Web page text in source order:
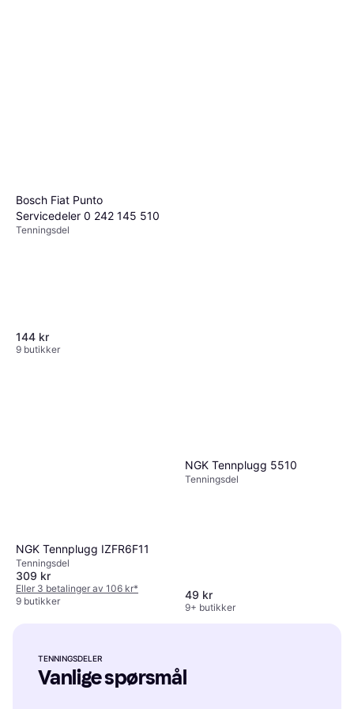
Bosch Fiat Punto
Servicedeler 0 242 145 510
Tenningsdel
144 kr
9 butikker
Tenningsdel
69 kr
NGK Tennplugg IZFR6F11
Tenningsdel
309 kr
Eller 3 betalinger av 106 kr*
9 butikker
NGK Tennplugg 5510
Tenningsdel
49 kr
9+ butikker
TENNINGSDELER
Vanlige spørsmål